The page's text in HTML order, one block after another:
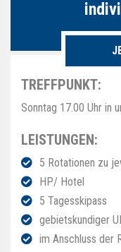
TREFFPUNKT:
Sonntag 17.00 Uhr in
LEISTUNGEN:
5 Rotationen zu
HP/ Hotel
5 Tagesskipass
gebietskundiger
im Anschluss der